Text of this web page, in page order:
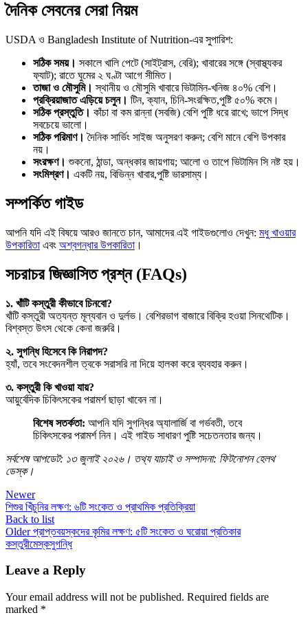
দৈনিক সেবনের সেরা নিয়ম
USDA ও Bangladesh Institute of Nutrition-এর সুপারিশ:
সঠিক সময়। সকালে খালি পেটে (সাইট্রাস, বেরি); খাবারের সঙ্গে (স্বাস্থ্যকর
ফ্যাট); রাতে ঘুমের ২ ঘণ্টা আগে সীমিত।
তাজা ও মৌসুমি। স্থানীয় ও মৌসুমি খাবারে ভিটামিন-খনিজ ৪০% বেশি।
প্রক্রিয়াজাত এড়িয়ে চলুন। টিন, ক্যান, চিনি-সংরক্ষিত,পুষ্টি ৫০% কমে।
সঠিক প্রস্তুতি। কাঁচা বা কম রান্না (সবজি) বেশি পুষ্টি ধরে রাখে; ভাপে সিদ্ধ
সবচেয়ে ভালো।
সঠিক পরিমাণ। দৈনিক সার্ভিং সাইজ অনুসরণ করুন; বেশি মানে বেশি উপকার
নয়।
সংরক্ষণ। শুকনো, ঠান্ডা, অন্ধকার জায়গায়; আলো ও তাপে ভিটামিন সি নষ্ট হয়।
সংমিশ্রণ। একটি নয়, বিভিন্ন খাবার,পুষ্টি ভারসাম্য।
সম্পর্কিত গাইড
আপনি যদি এই বিষয়ে আরও জানতে চান, আমাদের এই গাইডগুলোও দেখুন: মধু খাওয়ার
উপকারিতা এবং অশ্বগন্ধার উপকারিতা ।
সচরাচর জিজ্ঞাসিত প্রশ্ন (FAQs)
১. খাঁটি কস্তুরী কীভাবে চিনবো?
খাঁটি কস্তুরী অত্যন্ত মূল্যবান ও দুর্লভ। বেশিরভাগ বাজারে বিক্রি হওয়া সিনথেটিক।
বিশ্বস্ত উৎস থেকে কেনা জরুরি।
২. সুগন্ধি হিসেবে কি নিরাপদ?
হ্যাঁ, তবে সংবেদনশীল ত্বকে সরাসরি না দিয়ে হালকা করে ব্যবহার করুন।
৩. কস্তুরী কি খাওয়া যায়?
আয়ুর্বেদিক চিকিৎসকের পরামর্শ ছাড়া খাবেন না।
বিশেষ সতর্কতা: আপনি যদি সুগন্ধির অ্যালার্জি বা গর্ভবতী, তবে
চিকিৎসকের পরামর্শ নিন। এই গাইড সাধারণ পুষ্টি সচেতনতার জন্য।
সর্বশেষ আপডেট: ১৩ জুলাই ২০২৬। তথ্য যাচাই ও সম্পাদনা: ফিটনোশন হেলথ
ডেস্ক।
Newer
শিশুর খিঁচুনির লক্ষণ: ৬টি সংকেত ও প্রাথমিক প্রতিক্রিয়া
Back to list
Older প্রাপ্তবয়স্কদের কৃমির লক্ষণ: ৫টি সংকেত ও ঘরোয়া প্রতিকার
কস্তুরীমেস্কসুগন্ধি
Leave a Reply
Your email address will not be published. Required fields are
marked *